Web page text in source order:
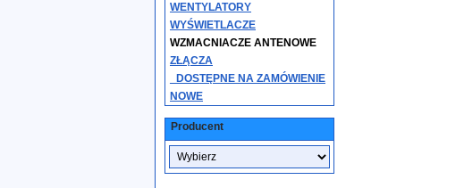
WENTYLATORY
WYŚWIETLACZE
WZMACNIACZE ANTENOWE
ZŁĄCZA
_DOSTĘPNE NA ZAMÓWIENIE
NOWE
Producent